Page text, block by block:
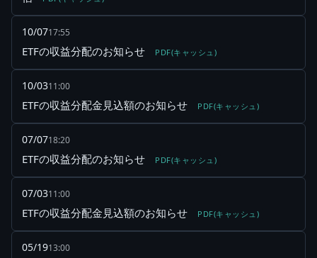
10/0717:55
ETFの収益分配のお知らせ PDF(キャッシュ)
10/0311:00
ETFの収益分配金見込額のお知らせ PDF(キャッシュ)
07/0718:20
ETFの収益分配のお知らせ PDF(キャッシュ)
07/0311:00
ETFの収益分配金見込額のお知らせ PDF(キャッシュ)
05/1913:00